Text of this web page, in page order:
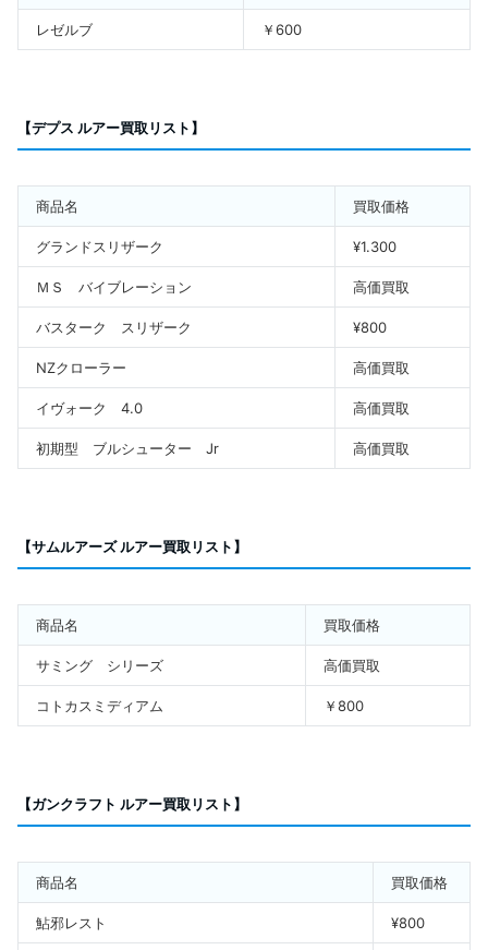
レゼルブ ￥600
【デプス ルアー買取リスト】
商品名 買取価格
グランドスリザーク ¥1.300
ＭＳ バイブレーション 高価買取
バスターク スリザーク ¥800
NZクローラー 高価買取
イヴォーク 4.0 高価買取
初期型 ブルシューター Jr 高価買取
【サムルアーズ ルアー買取リスト】
商品名 買取価格
サミング シリーズ 高価買取
コトカスミディアム ￥800
【ガンクラフト ルアー買取リスト】
商品名 買取価格
鮎邪レスト ¥800